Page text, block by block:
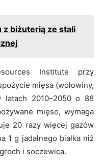
z biżuterią ze stali
Institute przy
mięsa (wołowiny,
2010–2050 o 88
mięso, wymaga
20 razy więcej gazów
1 g jadalnego białka niż
i soczewica.